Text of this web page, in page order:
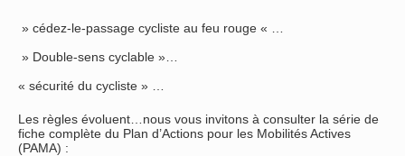
» cédez-le-passage cycliste au feu rouge « …
» Double-sens cyclable »…
« sécurité du cycliste » …
Les règles évoluent…nous vous invitons à consulter la série de
fiche complète du Plan d’Actions pour les Mobilités Actives
(PAMA) :